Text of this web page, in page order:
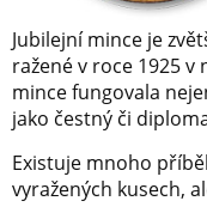
Jubilejní mince je
ražené v roce 1925 v
mince fungovala
jako čestný či
Existuje mnoho
vyražených kusech,